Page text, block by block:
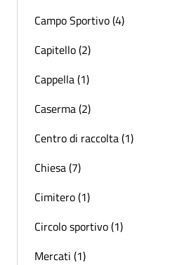
Campo Sportivo (4)
Capitello (2)
Cappella (1)
Caserma (2)
Centro di raccolta (1)
Chiesa (7)
Cimitero (1)
Circolo sportivo (1)
Mercati (1)